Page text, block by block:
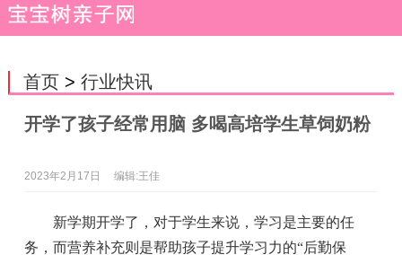
首页> 行业快讯
开学了孩子经常用脑 多喝高培学生草饲奶粉
2023年2月17日 编辑:王佳
新学期开学了，对于学生来说，学习是主要的任
务，而营养补充则是帮助孩子提升学习力的“后勤保